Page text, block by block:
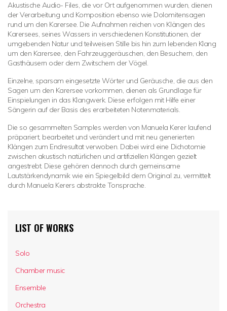
Akustische Audio- Files, die vor Ort aufgenommen wurden, dienen
der Verarbeitung und Komposition ebenso wie Dolomitensagen
rund um den Karersee. Die Aufnahmen reichen von Klängen des
Karersees, seines Wassers in verschiedenen Konstitutionen, der
umgebenden Natur und teilweisen Stille bis hin zum lebenden Klang
um den Karersee, den Fahrzeuggeräuschen, den Besuchern, den
Gasthäusern oder dem Zwitschern der Vögel.
Einzelne, sparsam eingesetzte Wörter und Geräusche, die aus den
Sagen um den Karersee vorkommen, dienen als Grundlage für
Einspielungen in das Klangwerk. Diese erfolgen mit Hilfe einer
Sängerin auf der Basis des erarbeiteten Notenmaterials.
Die so gesammelten Samples werden von Manuela Kerer laufend
präpariert, bearbeitet und verändert und mit neu generierten
Klängen zum Endresultat verwoben. Dabei wird eine Dichotomie
zwischen akustisch natürlichen und artifiziellen Klängen gezielt
angestrebt. Diese gehören dennoch durch gemeinsame
Lautstärkendynamik wie ein Spiegelbild dem Original zu, vermittelt
durch Manuela Kerers abstrakte Tonsprache.
LIST OF WORKS
Solo
Chamber music
Ensemble
Orchestra